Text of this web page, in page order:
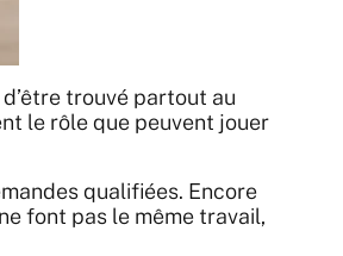
trouvé partout au
le rôle que peuvent jouer
qualifiées. Encore
font pas le même travail,